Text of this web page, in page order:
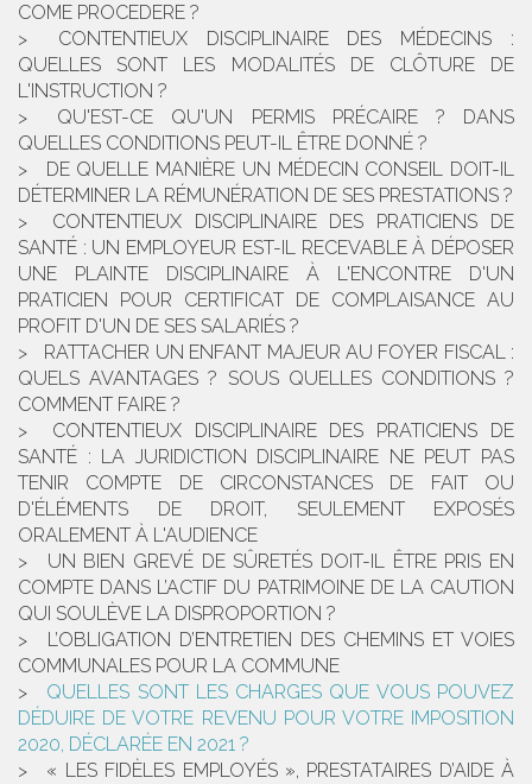
COME PROCEDERE ?
CONTENTIEUX DISCIPLINAIRE DES MÉDECINS :
QUELLES SONT LES MODALITÉS DE CLÔTURE DE
L'INSTRUCTION ?
QU'EST-CE QU'UN PERMIS PRÉCAIRE ? DANS
QUELLES CONDITIONS PEUT-IL ÊTRE DONNÉ ?
DE QUELLE MANIÈRE UN MÉDECIN CONSEIL DOIT-IL
DÉTERMINER LA RÉMUNÉRATION DE SES PRESTATIONS ?
CONTENTIEUX DISCIPLINAIRE DES PRATICIENS DE
SANTÉ : UN EMPLOYEUR EST-IL RECEVABLE À DÉPOSER
UNE PLAINTE DISCIPLINAIRE À L'ENCONTRE D'UN
PRATICIEN POUR CERTIFICAT DE COMPLAISANCE AU
PROFIT D'UN DE SES SALARIÉS ?
RATTACHER UN ENFANT MAJEUR AU FOYER FISCAL :
QUELS AVANTAGES ? SOUS QUELLES CONDITIONS ?
COMMENT FAIRE ?
CONTENTIEUX DISCIPLINAIRE DES PRATICIENS DE
SANTÉ : LA JURIDICTION DISCIPLINAIRE NE PEUT PAS
TENIR COMPTE DE CIRCONSTANCES DE FAIT OU
D'ÉLÉMENTS DE DROIT, SEULEMENT EXPOSÉS
ORALEMENT À L'AUDIENCE
UN BIEN GREVÉ DE SÛRETÉS DOIT-IL ÊTRE PRIS EN
COMPTE DANS L’ACTIF DU PATRIMOINE DE LA CAUTION
QUI SOULÈVE LA DISPROPORTION ?
L’OBLIGATION D’ENTRETIEN DES CHEMINS ET VOIES
COMMUNALES POUR LA COMMUNE
QUELLES SONT LES CHARGES QUE VOUS POUVEZ
DÉDUIRE DE VOTRE REVENU POUR VOTRE IMPOSITION
2020, DÉCLARÉE EN 2021 ?
« LES FIDÈLES EMPLOYÉS », PRESTATAIRES D’AIDE À